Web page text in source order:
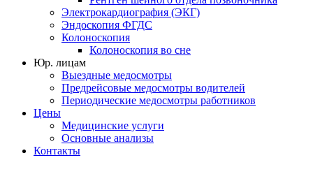
Электрокардиография (ЭКГ)
Эндоскопия ФГДС
Колоноскопия
Колоноскопия во сне
Юр. лицам
Выездные медосмотры
Предрейсовые медосмотры водителей
Периодические медосмотры работников
Цены
Медицинские услуги
Основные анализы
Контакты